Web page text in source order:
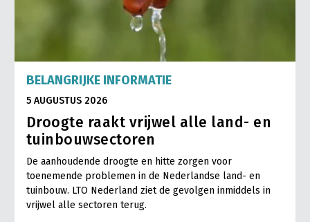
BELANGRIJKE INFORMATIE
5 AUGUSTUS 2026
Droogte raakt vrijwel alle land- en
tuinbouwsectoren
De aanhoudende droogte en hitte zorgen voor
toenemende problemen in de Nederlandse land- en
tuinbouw. LTO Nederland ziet de gevolgen inmiddels in
vrijwel alle sectoren terug.